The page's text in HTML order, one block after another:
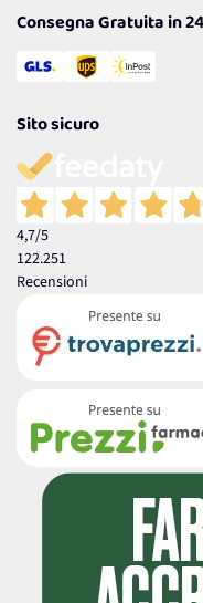
Consegna Gratuita in
Sito sicuro
4,7/5
122.251
Recensioni